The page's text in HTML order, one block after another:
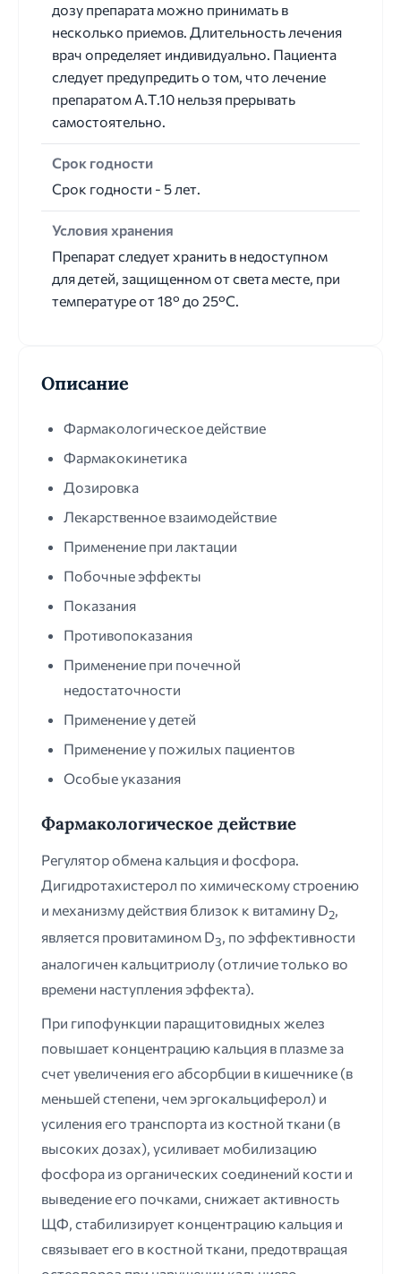
дозу препарата можно принимать в
несколько приемов. Длительность лечения
врач определяет индивидуально. Пациента
следует предупредить о том, что лечение
препаратом А.Т.10 нельзя прерывать
самостоятельно.
Срок годности
Срок годности - 5 лет.
Условия хранения
Препарат следует хранить в недоступном
для детей, защищенном от света месте, при
температуре от 18° до 25°C.
Описание
Фармакологическое действие
Фармакокинетика
Дозировка
Лекарственное взаимодействие
Применение при лактации
Побочные эффекты
Показания
Противопоказания
Применение при почечной
недостаточности
Применение у детей
Применение у пожилых пациентов
Особые указания
Фармакологическое действие
Регулятор обмена кальция и фосфора.
Дигидротахистерол по химическому строению
и механизму действия близок к витамину D2,
является провитамином D3, по эффективности
аналогичен кальцитриолу (отличие только во
времени наступления эффекта).
При гипофункции паращитовидных желез
повышает концентрацию кальция в плазме за
счет увеличения его абсорбции в кишечнике (в
меньшей степени, чем эргокальциферол) и
усиления его транспорта из костной ткани (в
высоких дозах), усиливает мобилизацию
фосфора из органических соединений кости и
выведение его почками, снижает активность
ЩФ, стабилизирует концентрацию кальция и
связывает его в костной ткани, предотвращая